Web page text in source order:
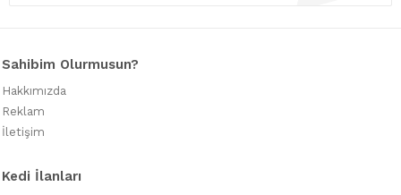
Sahibim Olurmusun?
Hakkımızda
Reklam
İletişim
Kedi İlanları